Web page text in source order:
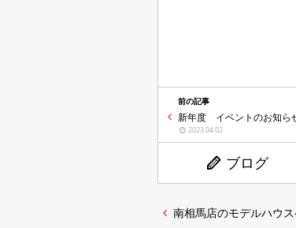
前の記事
新年度 イベントのお知ら
2023.04.02
ブログ
南相馬店のモデルハウ